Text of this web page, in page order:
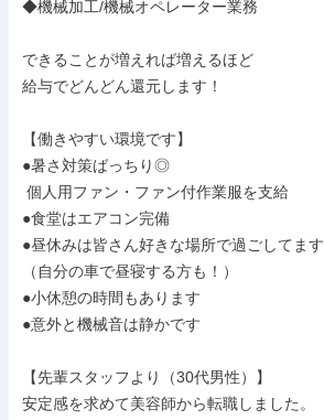
◆機械加工/機械オペレーター業務
できることが増えれば増えるほど
給与でどんどん還元します！
【働きやすい環境です】
●暑さ対策ばっちり◎
●食堂はエアコン完備
●昼休みは皆さん好きな場所で過ごしてます
（自分の車で昼寝する方も！）
●小休憩の時間もあります
●意外と機械音は静かです
【先輩スタッフより（30代男性）】
安定感を求めて美容師から転職しました。